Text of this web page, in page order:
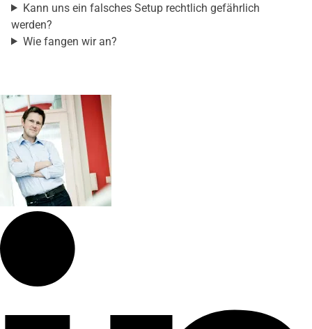
Kann uns ein falsches Setup rechtlich gefährlich
werden?
Wie fangen wir an?